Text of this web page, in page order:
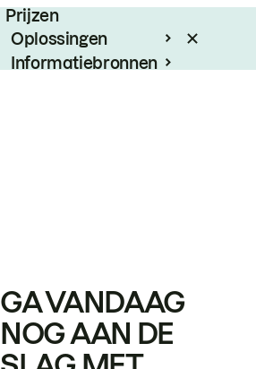
Prijzen
Oplossingen
Informatiebronnen
GA VANDAAG
NOG AAN DE